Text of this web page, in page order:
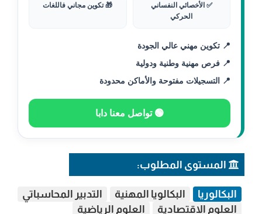
✅ الأخصائي النفساني
الحركي
🎁 تكوين مجاني فاللغات
📍 تكوين مهني عالي الجودة
📍 فرص مهنية وطنية ودولية
📍 التسجيلات مفتوحة والأماكن محدودة
🟢 تواصل معنا دابا
المستوى المطلوب:
البكالوريا البكالويا المهنية
التدبير المحاسباتي
العلوم الإقتصادية
العلوم الرياضية